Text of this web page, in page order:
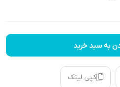
به سبد خرید
کپی لینک